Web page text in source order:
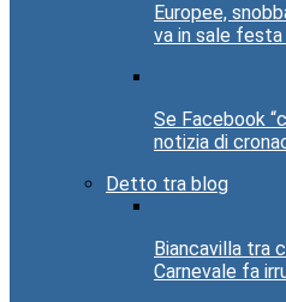
Europee,
va in sale
Se Facebook
notizia di
Detto tra blog
Biancavilla tra
Carnevale fa